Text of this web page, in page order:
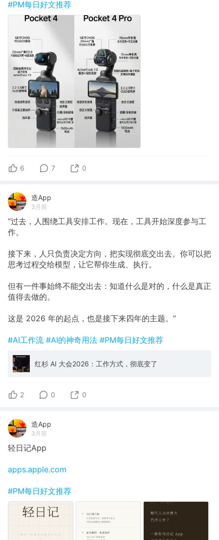
#PM每日好文推荐
6 7 0
造App
3月前
“过去，人围绕工具安排工作。现在，工具开始深度参与工
作。
接下来，人只负责决定方向，把实现彻底交出去。你可以把
思考过程交给模型，让它帮你生成、执行。
但有一件事始终不能交出去：知道什么是对的，什么是真正
值得去做的。
这是 2026 年的起点，也是接下来四年的主题。”
#AI工作流 #AI的神奇用法 #PM每日好文推荐
红杉 AI 大会2026：工作方式，彻底变了
2 0 0
造App
3月前
轻日记App
apps.apple.com
#PM每日好文推荐